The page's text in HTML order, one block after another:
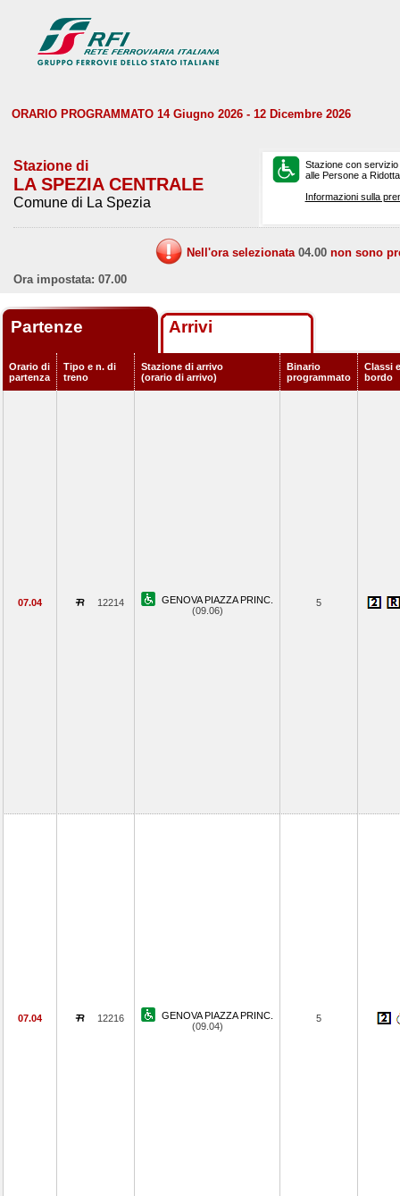
ORARIO PROGRAMMATO 14 Giugno 2026 - 12 Dicembre 2026
Stazione di
LA SPEZIA CENTRALE
Comune di La Spezia
Stazione con
alle Persone a
Informazioni sulla
Nell'ora selezionata 04.00 non sono
Ora impostata: 07.00
Partenze Arrivi
Orario di
partenza
Tipo e n. di
treno
Stazione di arrivo
(orario di arrivo)
Binario
programmato
Classi
bordo
07.04 12214
GENOVA PIAZZA PRINC.
(09.06)
5
07.04 12216
GENOVA PIAZZA PRINC.
(09.04)
5